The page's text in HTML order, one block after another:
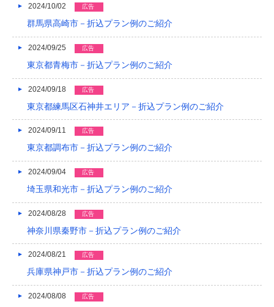
2024/10/02 広告
群馬県高崎市－折込プラン例のご紹介
2024/09/25 広告
東京都青梅市－折込プラン例のご紹介
2024/09/18 広告
東京都練馬区石神井エリア－折込プラン例のご紹介
2024/09/11 広告
東京都調布市－折込プラン例のご紹介
2024/09/04 広告
埼玉県和光市－折込プラン例のご紹介
2024/08/28 広告
神奈川県秦野市－折込プラン例のご紹介
2024/08/21 広告
兵庫県神戸市－折込プラン例のご紹介
2024/08/08 広告